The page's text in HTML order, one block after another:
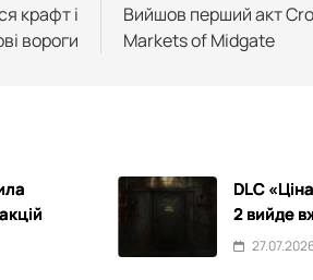
крафт і
вороги
Вийшов перший акт
Markets of Midgate
DLC
2 вийде